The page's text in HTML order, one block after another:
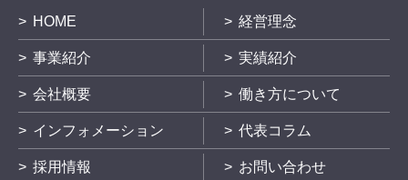
HOME 経営理念
事業紹介 実績紹介
会社概要 働き方について
インフォメーション 代表コラム
採用情報 お問い合わせ